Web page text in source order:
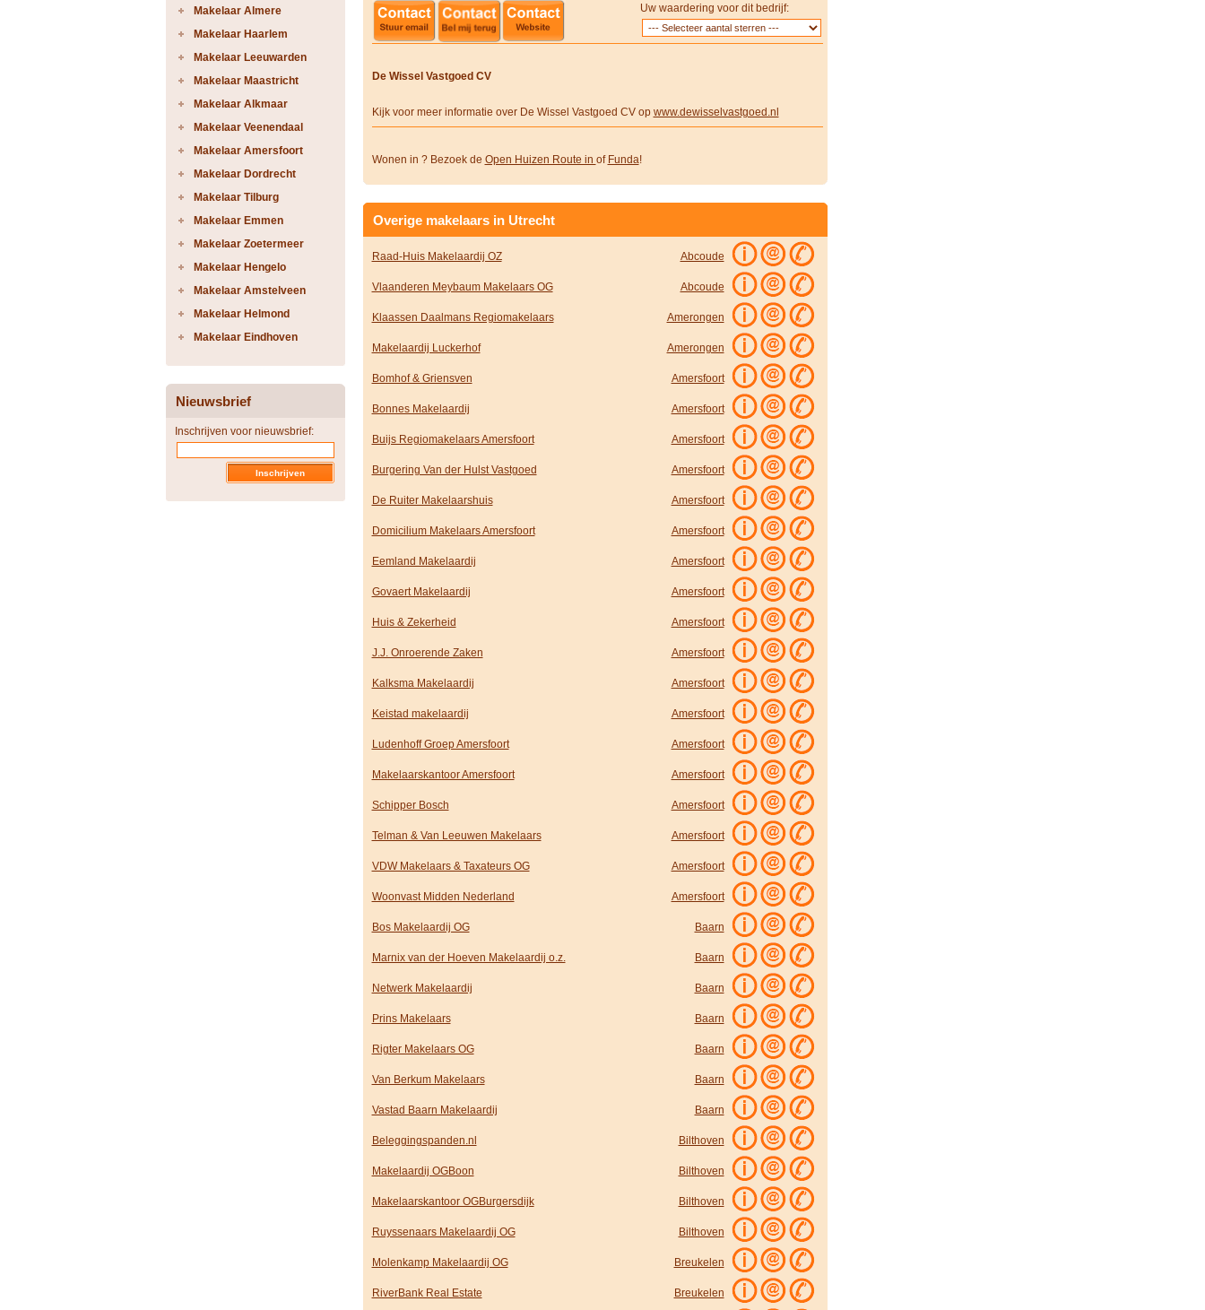
Makelaar Almere
Makelaar Haarlem
Makelaar Leeuwarden
Makelaar Maastricht
Makelaar Alkmaar
Makelaar Veenendaal
Makelaar Amersfoort
Makelaar Dordrecht
Makelaar Tilburg
Makelaar Emmen
Makelaar Zoetermeer
Makelaar Hengelo
Makelaar Amstelveen
Makelaar Helmond
Makelaar Eindhoven
Nieuwsbrief
Inschrijven voor nieuwsbrief:
Uw waardering voor dit bedrijf:
De Wissel Vastgoed CV
Kijk voor meer informatie over De Wissel Vastgoed CV op www.dewisselvastgoed.nl
Wonen in ? Bezoek de Open Huizen Route in of Funda!
Overige makelaars in Utrecht
Raad-Huis Makelaardij OZ Abcoude
Vlaanderen Meybaum Makelaars OG Abcoude
Klaassen Daalmans Regiomakelaars Amerongen
Makelaardij Luckerhof Amerongen
Bomhof & Griensven Amersfoort
Bonnes Makelaardij Amersfoort
Buijs Regiomakelaars Amersfoort Amersfoort
Burgering Van der Hulst Vastgoed Amersfoort
De Ruiter Makelaarshuis Amersfoort
Domicilium Makelaars Amersfoort Amersfoort
Eemland Makelaardij Amersfoort
Govaert Makelaardij Amersfoort
Huis & Zekerheid Amersfoort
J.J. Onroerende Zaken Amersfoort
Kalksma Makelaardij Amersfoort
Keistad makelaardij Amersfoort
Ludenhoff Groep Amersfoort Amersfoort
Makelaarskantoor Amersfoort Amersfoort
Schipper Bosch Amersfoort
Telman & Van Leeuwen Makelaars Amersfoort
VDW Makelaars & Taxateurs OG Amersfoort
Woonvast Midden Nederland Amersfoort
Bos Makelaardij OG Baarn
Marnix van der Hoeven Makelaardij o.z. Baarn
Netwerk Makelaardij Baarn
Prins Makelaars Baarn
Rigter Makelaars OG Baarn
Van Berkum Makelaars Baarn
Vastad Baarn Makelaardij Baarn
Beleggingspanden.nl Bilthoven
Makelaardij OGBoon Bilthoven
Makelaarskantoor OGBurgersdijk Bilthoven
Ruyssenaars Makelaardij OG Bilthoven
Molenkamp Makelaardij OG Breukelen
RiverBank Real Estate Breukelen